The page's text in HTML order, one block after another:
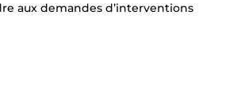
aux demandes d’interventions